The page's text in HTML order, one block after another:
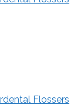
Flossers